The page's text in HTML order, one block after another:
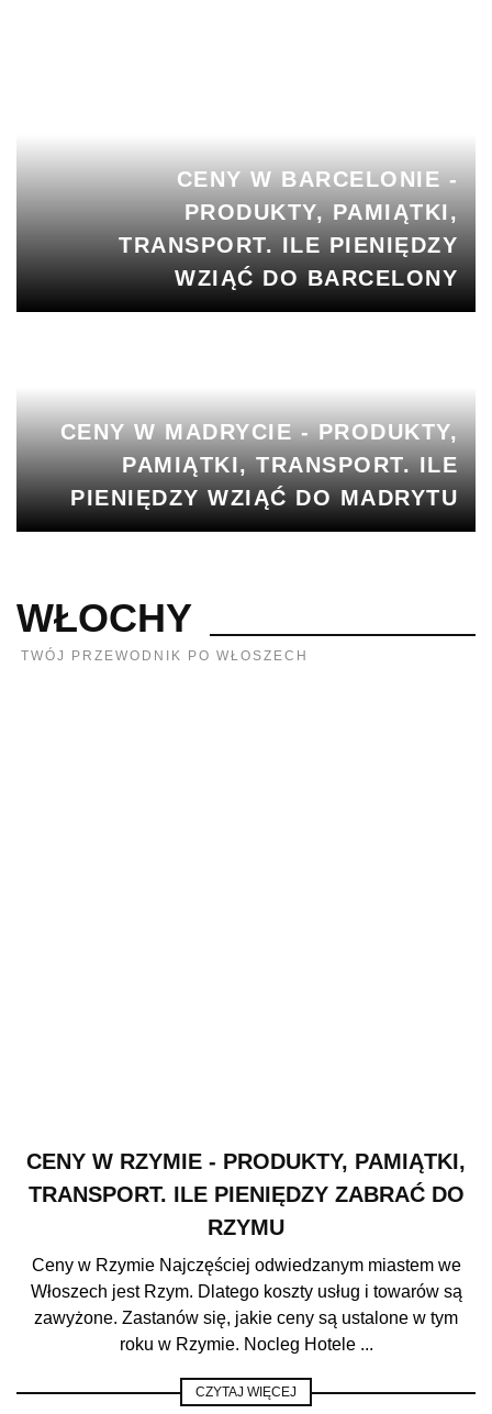
CENY W BARCELONIE -
PRODUKTY, PAMIĄTKI,
TRANSPORT. ILE PIENIĘDZY
WZIĄĆ DO BARCELONY
CENY W MADRYCIE - PRODUKTY,
PAMIĄTKI, TRANSPORT. ILE
PIENIĘDZY WZIĄĆ DO MADRYTU
WŁOCHY
TWÓJ PRZEWODNIK PO WŁOSZECH
CENY W RZYMIE - PRODUKTY, PAMIĄTKI,
TRANSPORT. ILE PIENIĘDZY ZABRAĆ DO
RZYMU
Ceny w Rzymie Najczęściej odwiedzanym miastem we
Włoszech jest Rzym. Dlatego koszty usług i towarów są
zawyżone. Zastanów się, jakie ceny są ustalone w tym
roku w Rzymie. Nocleg Hotele ...
CZYTAJ WIĘCEJ